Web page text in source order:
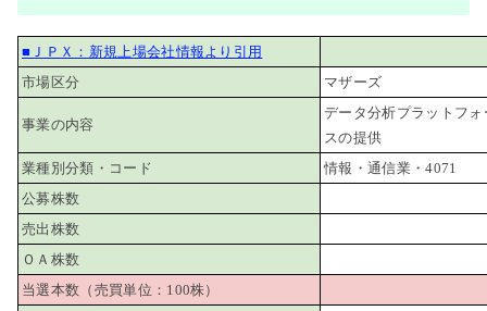
■ＪＰＸ：新規上場会社情報より引用
市場区分
マザーズ
事業の内容
データ分析プラットフ
スの提供
業種別分類・コード
情報・通信業・4071
公募株数
売出株数
ＯＡ株数
当選本数（売買単位：100株）